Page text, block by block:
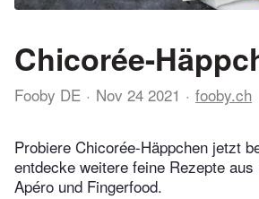
Chicorée-
Fooby DE Nov 24 2021 fooby.ch
Probiere Chicorée-Häppchen jetzt
entdecke weitere feine Rezepte
Apéro und Fingerfood.